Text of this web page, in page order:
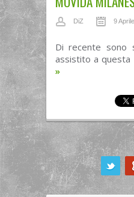
DiZ 9
Di recente sono
assistito a questa
»